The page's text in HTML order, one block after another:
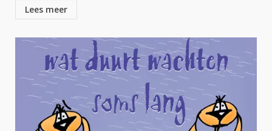
Lees meer